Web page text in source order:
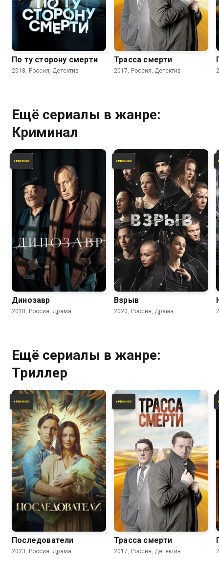
6.7
По ту сторону смерти
2018, Россия, Детектив
7.3 6.0
Трасса смерти
2017, Россия, Детектив
Ещё сериалы в жанре:
Криминал
6.2
Динозавр
2018, Россия, Драма
6.5 7.2
Взрыв
2020, Россия, Драма
Ещё сериалы в жанре:
Триллер
6.8
Последователи
2023, Россия, Драма
7.3 6.0
Трасса смерти
2017, Россия, Детектив